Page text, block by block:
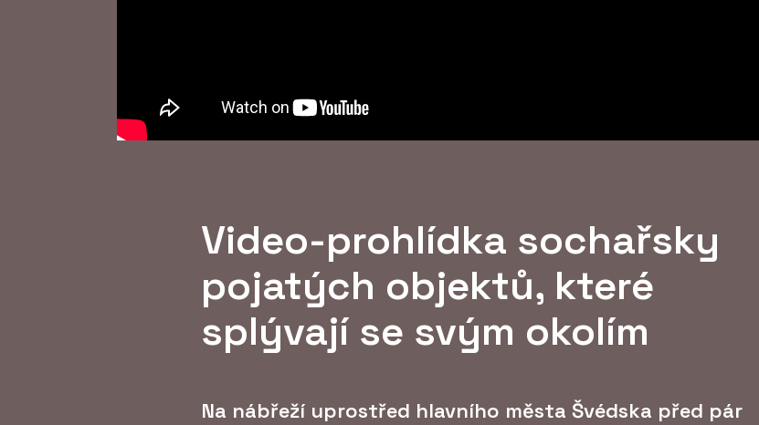
Video-prohlídka sochařsky
pojatých objektů, které
splývají se svým okolím
Na nábřeží uprostřed hlavního města Švédska před pár